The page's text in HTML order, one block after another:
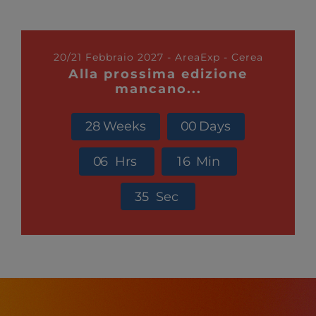
20/21 Febbraio 2027 - AreaExp - Cerea
Alla prossima edizione
mancano...
28 Weeks 00 Days
06 Hrs 16 Min
34 Sec